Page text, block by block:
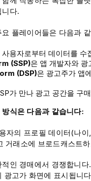
다.
플레이어들은 다음과
사용자로부터 데이터를
(SSP)은 앱 개발자와
(DSP)은 광고주가 앱
가 만나 광고 공간을 구
식은 다음과 같습니다:
자의 프로필 데이터(나
거래소에 브로드캐스트
인 경매에서 경쟁합니
광고가 화면에 표시됩니